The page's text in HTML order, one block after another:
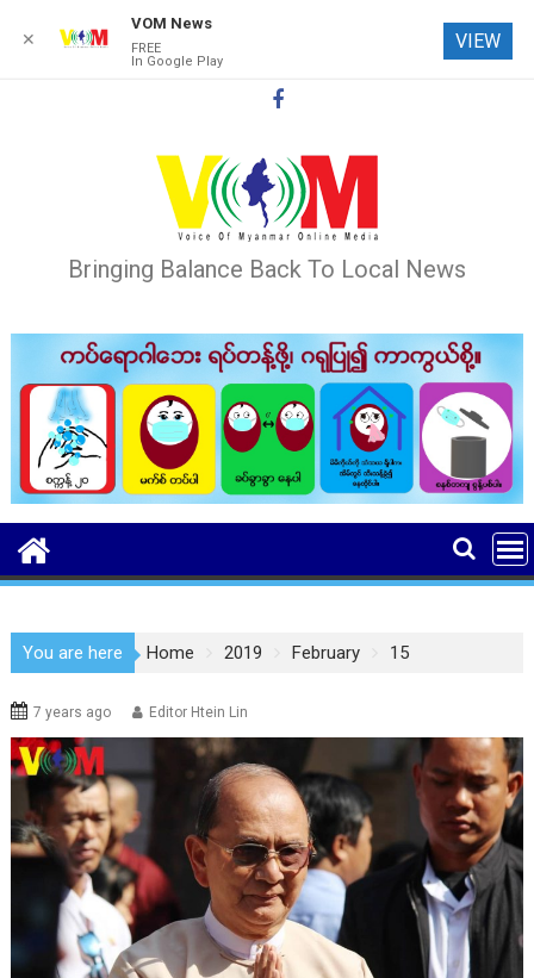
Bringing Balance Back To Local News
You are here Home 2019 February 15
7 years ago Editor Htein Lin
✕
VOM News
FREE
In Google Play
VIEW